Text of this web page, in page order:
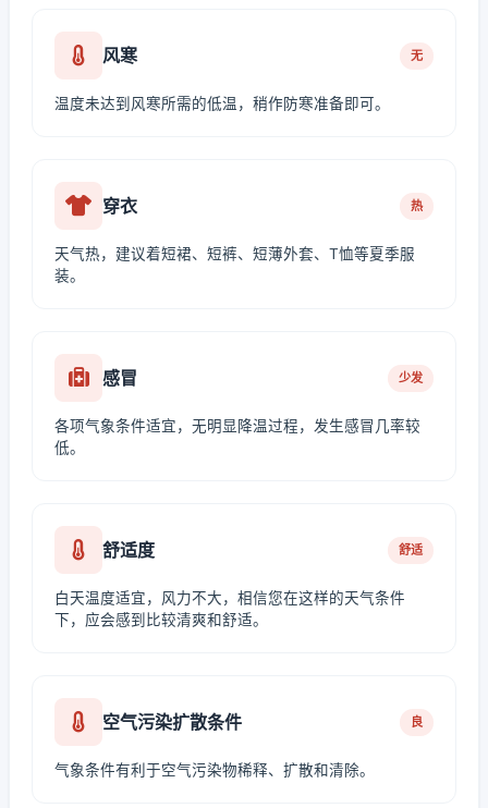
风寒 无
温度未达到风寒所需的低温，稍作防寒准备即可。
穿衣 热
天气热，建议着短裙、短裤、短薄外套、T恤等夏季服
装。
感冒 少发
各项气象条件适宜，无明显降温过程，发生感冒几率较
低。
舒适度 舒适
白天温度适宜，风力不大，相信您在这样的天气条件
下，应会感到比较清爽和舒适。
空气污染扩散条件 良
气象条件有利于空气污染物稀释、扩散和清除。